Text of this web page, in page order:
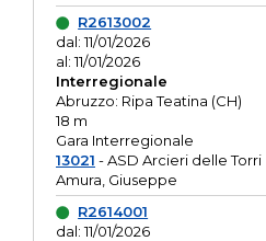
R2613002
dal: 11/01/2026
al: 11/01/2026
Interregionale
Abruzzo: Ripa Teatina (CH)
18 m
Gara Interregionale
13021 - ASD Arcieri delle Torri
Amura, Giuseppe
R2614001
dal: 11/01/2026